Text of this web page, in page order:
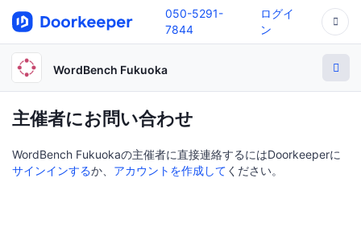
050-5291-
7844
ログイ
ン
WordBench Fukuoka
主催者にお問い合わせ
WordBench Fukuokaの主催者に直接連絡するにはDoorkeeperに
サインインするか、 アカウントを作成して ください。